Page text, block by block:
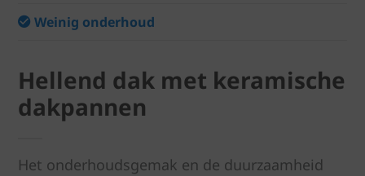
Weinig onderhoud
Hellend dak met keramische
dakpannen
Het onderhoudsgemak en de duurzaamheid